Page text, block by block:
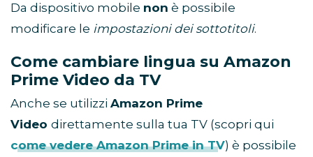
Da dispositivo mobile non è possibile
modificare le impostazioni dei sottotitoli.
Come cambiare lingua su Amazon
Prime Video da TV
Anche se utilizzi Amazon Prime
Video direttamente sulla tua TV (scopri qui
come vedere Amazon Prime in TV) è possibile